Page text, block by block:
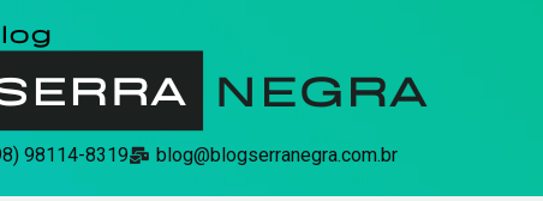
98114-8319 blog@blogserranegra.com.br